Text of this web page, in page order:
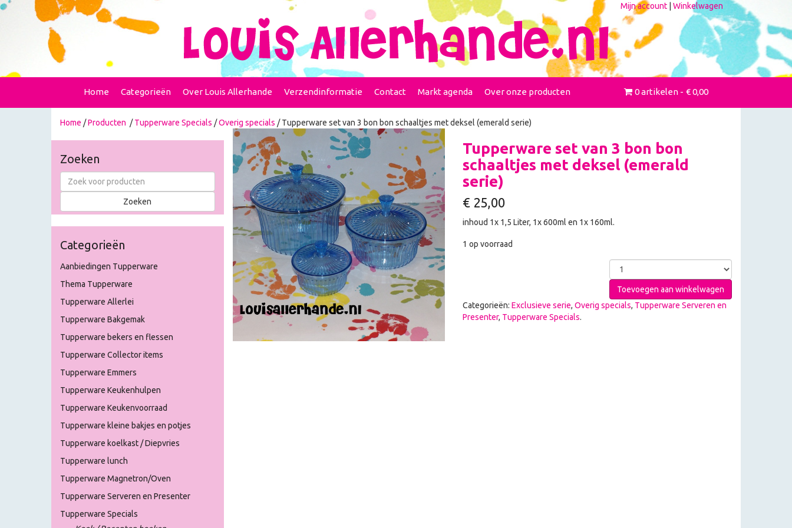
Mijn account Winkelwagen
Home Categorieën Over Louis Allerhande Verzendinformatie Contact Markt agenda Over onze producten 0 artikelen € 0,00
Home /Producten /Tupperware Specials /Overig specials / Tupperware set van 3 bon bon schaaltjes met deksel (emerald serie)
Zoeken
Categorieën
Aanbiedingen Tupperware
Thema Tupperware
Tupperware Allerlei
Tupperware Bakgemak
Tupperware bekers en flessen
Tupperware Collector items
Tupperware Emmers
Tupperware Keukenhulpen
Tupperware Keukenvoorraad
Tupperware kleine bakjes en potjes
Tupperware koelkast / Diepvries
Tupperware lunch
Tupperware Magnetron/Oven
Tupperware Serveren en Presenter
Tupperware Specials
Tupperware set van 3 bon bon
schaaltjes met deksel (emerald
serie)
€25,00
inhoud 1x 1,5 Liter, 1x 600ml en 1x 160ml.
1 op voorraad
Toevoegen aan winkelwagen
Categorieën: Exclusieve serie, Overig specials, Tupperware Serveren en
Presenter, Tupperware Specials.